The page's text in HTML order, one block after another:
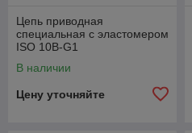
Цепь приводная
специальная с эластомером
ISO 10B-G1
В наличии
Цену уточняйте